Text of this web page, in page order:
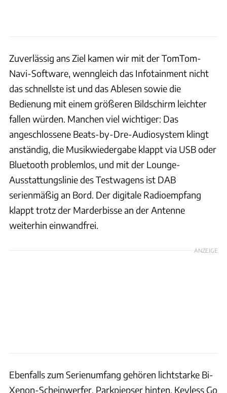
Zuverlässig ans Ziel kamen wir mit der TomTom-
Navi-Software, wenngleich das Infotainment nicht
das schnellste ist und das Ablesen sowie die
Bedienung mit einem größeren Bildschirm leichter
fallen würden. Manchen viel wichtiger: Das
angeschlossene Beats-by-Dre-Audiosystem klingt
anständig, die Musikwiedergabe klappt via USB oder
Bluetooth problemlos, und mit der Lounge-
Ausstattungslinie des Testwagens ist DAB
serienmäßig an Bord. Der digitale Radioempfang
klappt trotz der Marderbisse an der Antenne
weiterhin einwandfrei.
ANZEIGE
Ebenfalls zum Serienumfang gehören lichtstarke Bi-
Xenon-Scheinwerfer, Parkpiepser hinten, Keyless Go